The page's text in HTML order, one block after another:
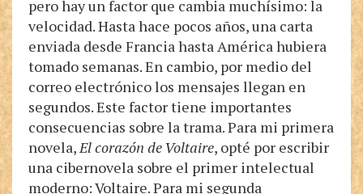
pero hay un factor que cambia muchísimo: la
velocidad. Hasta hace pocos años, una carta
enviada desde Francia hasta América hubiera
tomado semanas. En cambio, por medio del
correo electrónico los mensajes llegan en
segundos. Este factor tiene importantes
consecuencias sobre la trama. Para mi primera
novela,El corazón de Voltaire, opté por escribir
una cibernovela sobre el primer intelectual
moderno: Voltaire. Para mi segunda